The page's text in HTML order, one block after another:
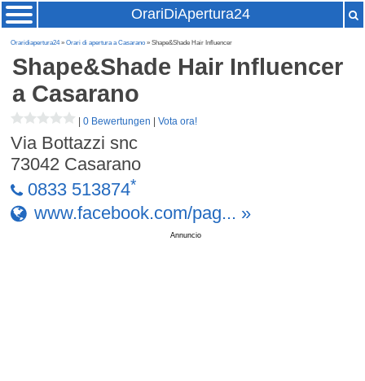
OrariDiApertura24
Oraridiapertura24»Orari di apertura a Casarano » Shape&Shade Hair Influencer
Shape&Shade Hair Influencer
a Casarano
|0 Bewertungen |Vota ora!
Via Bottazzi snc
73042 Casarano
0833 513874*
www.facebook.com/pag... »
Annuncio